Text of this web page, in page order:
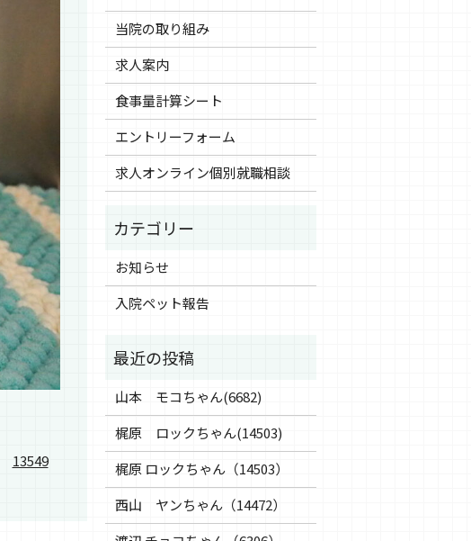
13549
当院の取り組み
求人案内
食事量計算シート
エントリーフォーム
求人オンライン個別就職相談
お知らせ
入院ペット報告
山本 モコちゃん(6682)
梶原 ロックちゃん(14503)
梶原 ロックちゃん（14503）
西山 ヤンちゃん（14472）